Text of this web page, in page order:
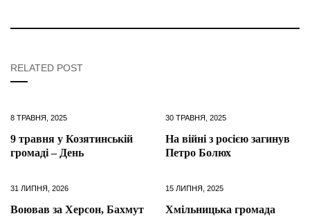
RELATED POST
8 ТРАВНЯ, 2025
9 травня у Козятинській
громаді – День
30 ТРАВНЯ, 2025
На війні з росією загинув
Петро Болюх
31 ЛИПНЯ, 2026
Воював за Херсон, Бахмут
15 ЛИПНЯ, 2025
Хмільницька громада